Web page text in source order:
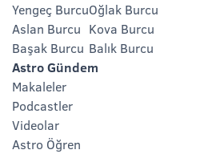
Yengeç Burcu
Aslan Burcu
Başak Burcu
Oğlak Burcu
Kova Burcu
Balık Burcu
Astro Gündem
Makaleler
Podcastler
Videolar
Astro Öğren